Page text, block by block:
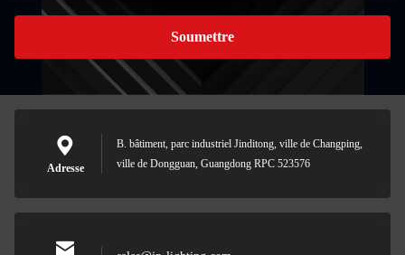
Soumettre
Adresse
B. bâtiment, parc industriel Jinditong, ville de Changping,
ville de Dongguan, Guangdong RPC 523576